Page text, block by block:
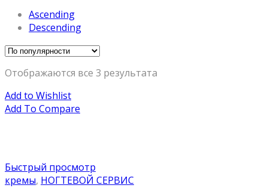
Ascending
Descending
Отображаются все 3 результата
Add to Wishlist
Add To Compare
Быстрый просмотр
кремы, НОГТЕВОЙ СЕРВИС